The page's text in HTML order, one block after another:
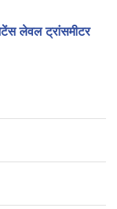
लेवल ट्रांसमीटर